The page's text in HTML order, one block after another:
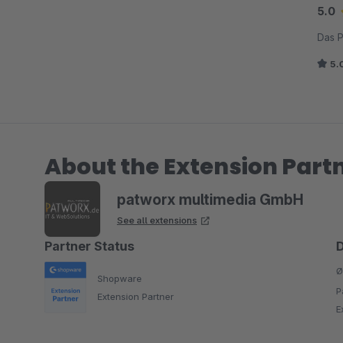
5.0
Das
About the Extension
patworx multimedia GmbH
See all extensions
Partner Status
Shopware
Extension Partner